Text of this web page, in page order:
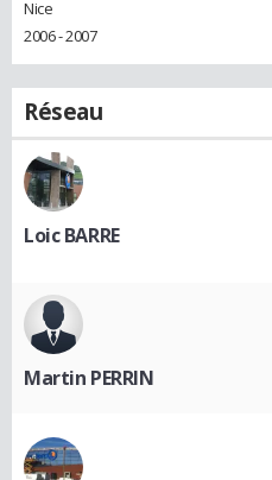
Nice
2006 - 2007
Réseau
Loic BARRE
Martin PERRIN